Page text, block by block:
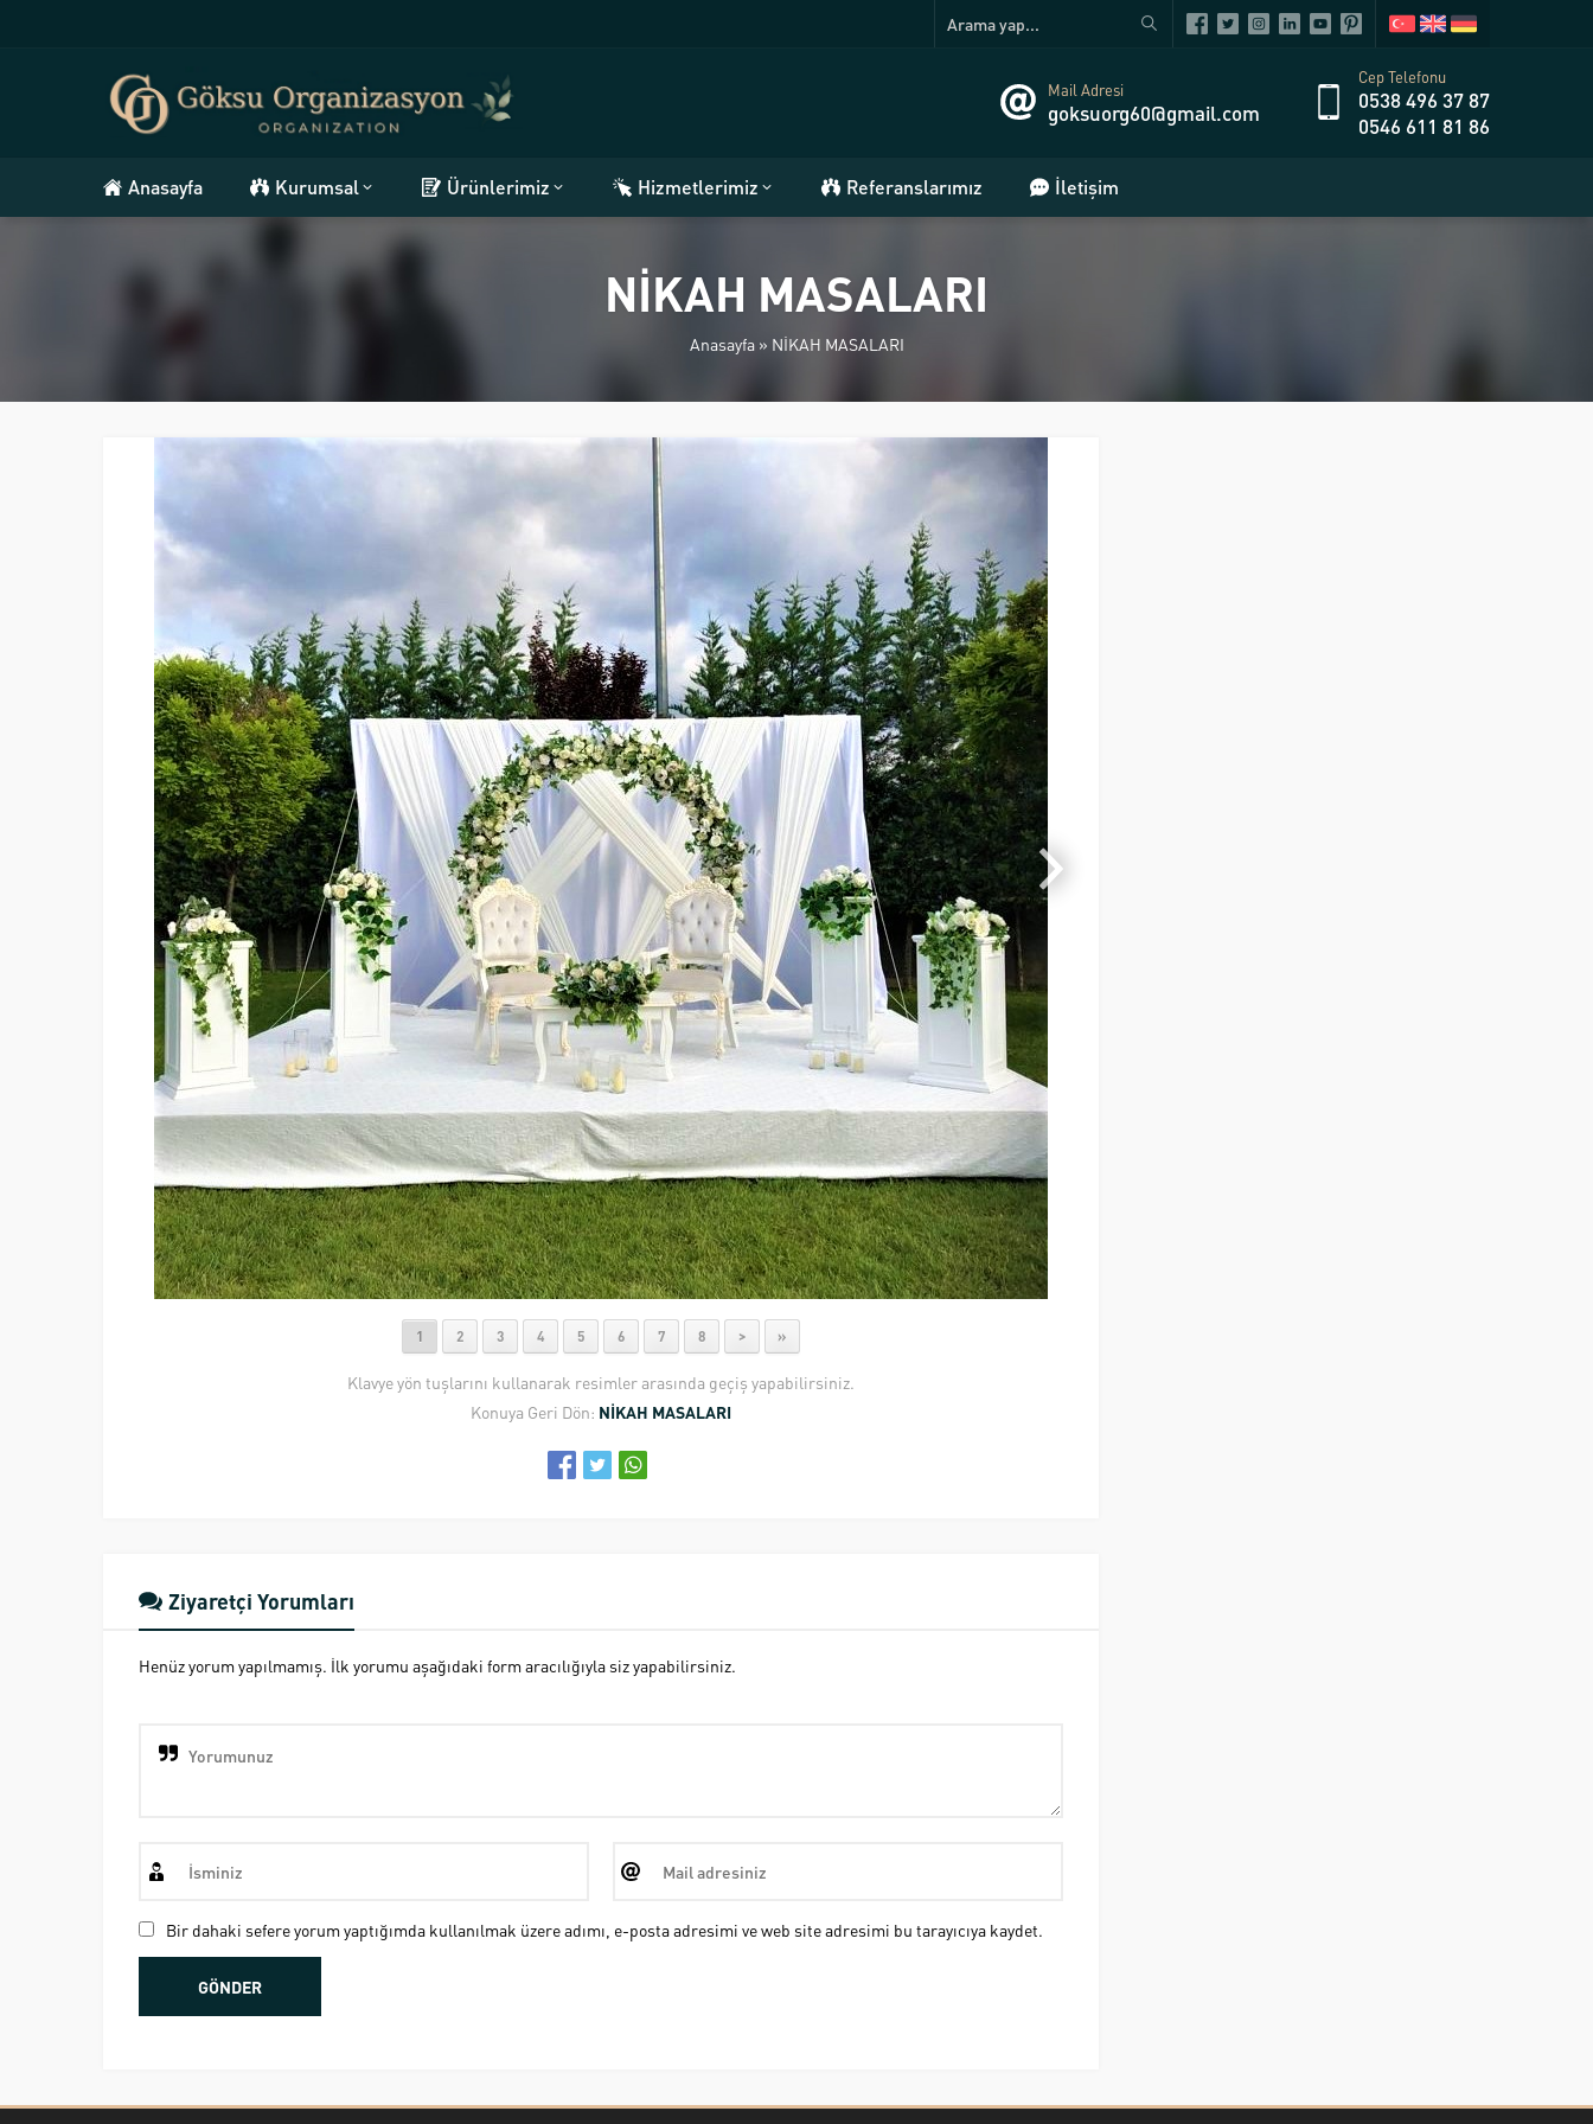
Mail Adresi
goksuorg60@gmail.com
Cep Telefonu
0538 496 37 87
0546 611 81 86
Anasayfa Kurumsal Ürünlerimiz Hizmetlerimiz Referanslarımız İletişim
NİKAH MASALARI
Anasayfa» NİKAH MASALARI
1 2 3 4 5 6 7 8 > »
Klavye yön tuşlarını kullanarak resimler arasında geçiş yapabilirsiniz.
Konuya Geri Dön: NİKAH MASALARI
Ziyaretçi Yorumları
Henüz yorum yapılmamış. İlk yorumu aşağıdaki form aracılığıyla siz yapabilirsiniz.
Bir dahaki sefere yorum yaptığımda kullanılmak üzere adımı, e-posta adresimi ve web site adresimi bu tarayıcıya kaydet.